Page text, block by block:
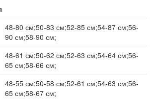
48-80 см;50-83 см;52-85 см;54-87 см;56-
90 см;58-90 см;
48-61 см;50-62 см;52-63 см;54-64 см;56-
65 см;58-66 см;
48-55 см;50-58 см;52-61 см;54-63 см;56-
65 см;58-67 см;